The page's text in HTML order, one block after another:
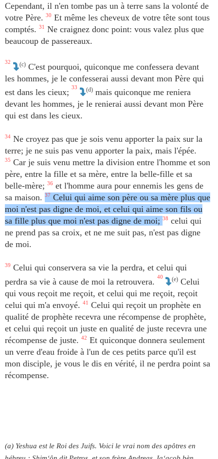
Cependant, il n'en tombe pas un à terre sans la volonté de
votre Père. 30 Et même les cheveux de votre tête sont tous
comptés. 31
Ne craignez donc point: vous valez plus que
beaucoup de passereaux.
32 (c) C'est pourquoi, quiconque me confessera devant
les hommes, je le confesserai aussi devant mon Père qui
est dans les cieux; 33 (d) mais quiconque me reniera
devant les hommes, je le renierai aussi devant mon Père
qui est dans les cieux.
34 Ne croyez pas que je sois venu apporter la paix sur la
terre; je ne suis pas venu apporter la paix, mais l'épée.
35 Car je suis venu mettre la division entre l'homme et son
père, entre la fille et sa mère, entre la belle-fille et sa
belle-mère; 36 et l'homme aura pour ennemis les gens de
sa maison. 37 Celui qui aime son père ou sa mère plus que
moi n'est pas digne de moi, et celui qui aime son fils ou
sa fille plus que moi n'est pas digne de moi; 38 celui qui
ne prend pas sa croix, et ne me suit pas, n'est pas digne
de moi.
39 Celui qui conservera sa vie la perdra, et celui qui
perdra sa vie à cause de moi la retrouvera. 40 (e) Celui
qui vous reçoit me reçoit, et celui qui me reçoit, reçoit
celui qui m'a envoyé. 41 Celui qui reçoit un prophète en
qualité de prophète recevra une récompense de prophète,
et celui qui reçoit un juste en qualité de juste recevra une
récompense de juste. 42 Et quiconque donnera seulement
un verre d'eau froide à l'un de ces petits parce qu'il est
mon disciple, je vous le dis en vérité, il ne perdra point sa
récompense.
(a) Yeshua est le Roi des Juifs. Voici le vrai nom des apôtres en